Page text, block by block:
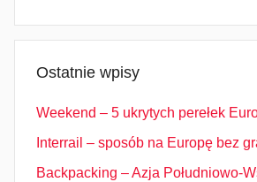
Ostatnie wpisy
Weekend – 5 ukrytych perełek
Interrail – sposób na Europę bez
Backpacking – Azja Południowo-